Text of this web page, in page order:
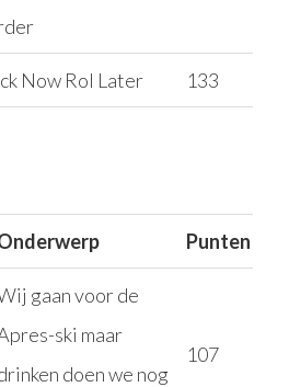
Now Rol Later 133
Punten
gaan voor de
ski maar
doen we nog
107